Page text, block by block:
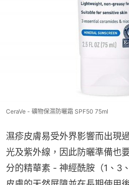
CeraVe - 礦物保濕防曬霜 SPF50 75ml
濕疹皮膚易受外界影響而出現
光及紫外線，因此防曬準備也
分的精華素 - 神經酰胺（1、3